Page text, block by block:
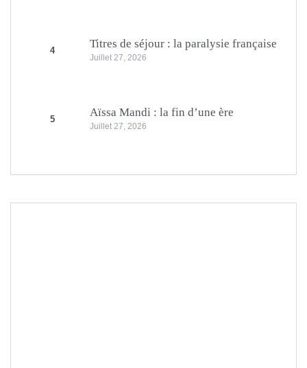
4
Titres de séjour : la paralysie française
Juillet 27, 2026
5
Aïssa Mandi : la fin d’une ère
Juillet 27, 2026